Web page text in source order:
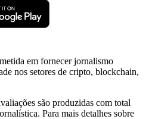
em fornecer jornalismo
nos setores de cripto, blockchain,
são produzidas com total
Para mais detalhes sobre